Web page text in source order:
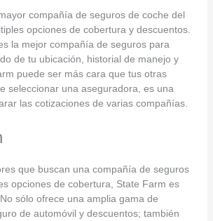
compañía de seguros de coche del
opciones de cobertura y descuentos.
la mejor compañía de seguros para
de tu ubicación, historial de manejo y
puede ser más cara que tus otras
seleccionar una aseguradora, es una
las cotizaciones de varias compañías.
que buscan una compañía de seguros
opciones de cobertura, State Farm es
sólo ofrece una amplia gama de
de automóvil y descuentos; también